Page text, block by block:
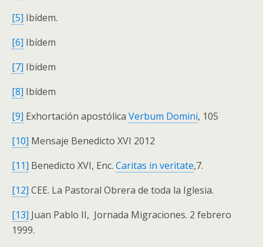
[5] Ibídem.
[6] Ibídem
[7] Ibídem
[8] Ibídem
[9] Exhortación apostólica Verbum Domini, 105
[10] Mensaje Benedicto XVI 2012
[11] Benedicto XVI, Enc. Caritas in veritate,7.
[12] CEE. La Pastoral Obrera de toda la Iglesia.
[13] Juan Pablo II, Jornada Migraciones. 2 febrero
1999.